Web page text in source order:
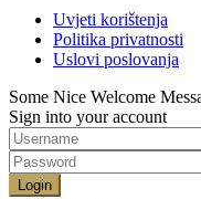
Uvjeti korištenja
Politika privatnosti
Uslovi poslovanja
Some Nice Welcome
Sign into your account
Login